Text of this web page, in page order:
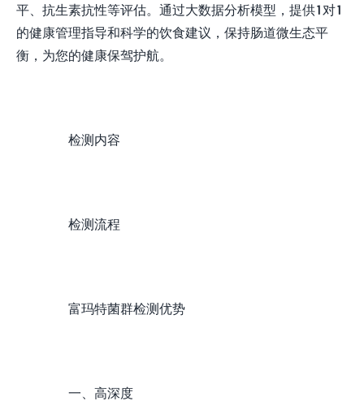
平、抗生素抗性等评估。通过大数据分析模型，提供1对1
的健康管理指导和科学的饮食建议，保持肠道微生态平
衡，为您的健康保驾护航。
检测内容
检测流程
富玛特菌群检测优势
一、高深度